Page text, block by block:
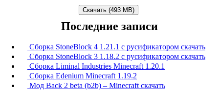
Скачать (493 MB)
Последние записи
Сборка StoneBlock 4 1.21.1 с русификатором скачать
Сборка StoneBlock 3 1.18.2 с русификатором скачать
Сборка Liminal Industries Minecraft 1.20.1
Сборка Edenium Minecraft 1.19.2
Мод Back 2 beta (b2b) – Minecraft скачать